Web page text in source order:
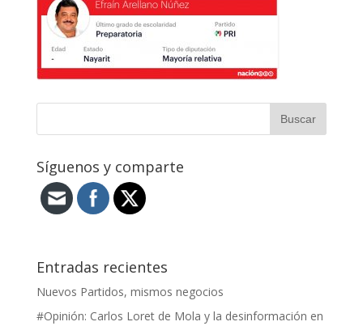
Síguenos y comparte
Entradas recientes
Nuevos Partidos, mismos negocios
#Opinión: Carlos Loret de Mola y la desinformación en